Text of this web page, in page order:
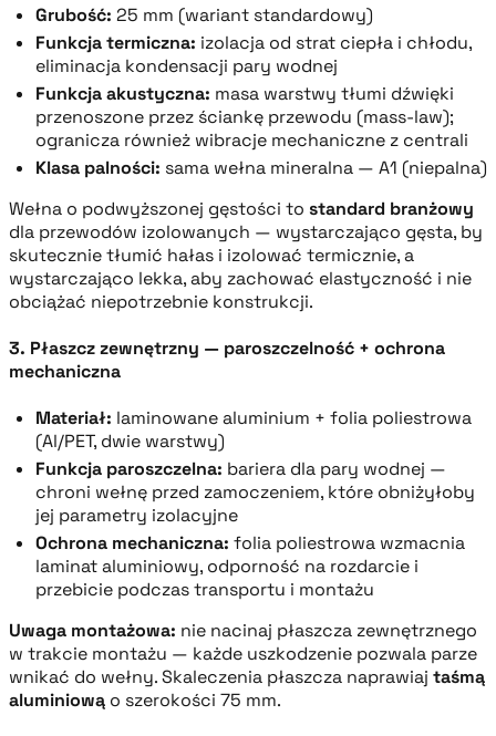
Grubość: 25 mm (wariant standardowy)
Funkcja termiczna: izolacja od strat ciepła i chłodu,
eliminacja kondensacji pary wodnej
Funkcja akustyczna: masa warstwy tłumi dźwięki
przenoszone przez ściankę przewodu (mass-law);
ogranicza również wibracje mechaniczne z centrali
Klasa palności: sama wełna mineralna — A1 (niepalna)
Wełna o podwyższonej gęstości to standard branżowy
dla przewodów izolowanych — wystarczająco gęsta, by
skutecznie tłumić hałas i izolować termicznie, a
wystarczająco lekka, aby zachować elastyczność i nie
obciążać niepotrzebnie konstrukcji.
3. Płaszcz zewnętrzny — paroszczelność + ochrona
mechaniczna
Materiał: laminowane aluminium + folia poliestrowa
(Al/PET, dwie warstwy)
Funkcja paroszczelna: bariera dla pary wodnej —
chroni wełnę przed zamoczeniem, które obniżyłoby
jej parametry izolacyjne
Ochrona mechaniczna: folia poliestrowa wzmacnia
laminat aluminiowy, odporność na rozdarcie i
przebicie podczas transportu i montażu
Uwaga montażowa: nie nacinaj płaszcza zewnętrznego
w trakcie montażu — każde uszkodzenie pozwala parze
wnikać do wełny. Skaleczenia płaszcza naprawiaj taśmą
aluminiową o szerokości 75 mm.